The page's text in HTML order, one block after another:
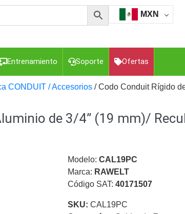
MXN
Entrenamiento Soporte Ofertas
para Computadora y Smartphones Cajas de
Gabinetes de Acero para DVR y NVR
Gabinetes
Transceptores de Video
Cable Coaxial y ConectoresCables Armados -
CONDUIT / Accesorios / Codo Conduit Rígido
de 3/4” (19 mm)/
Modelo: CAL19PC
Marca: RAWELT
Código SAT: 40171507
SKU: CAL19PC